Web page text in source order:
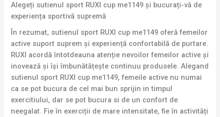
Alegeți sutienul sport RUXI cup me1149 și bucurați-vă de
experiența sportivă supremă
În rezumat, sutienul sport RUXI cup me1149 oferă femeilor
active suport suprem și experiență confortabilă de purtare.
RUXI acordă întotdeauna atenție nevoilor femeilor active și
inovează și își îmbunătățește continuu produsele. Alegand
sutienul sport RUXI cup me1149, femeile active nu numai
ca se pot bucura de cel mai bun sprijin in timpul
exercitiului, dar se pot bucura si de un confort de
neegalat. Fie în exerciții de mare intensitate, fie în activități